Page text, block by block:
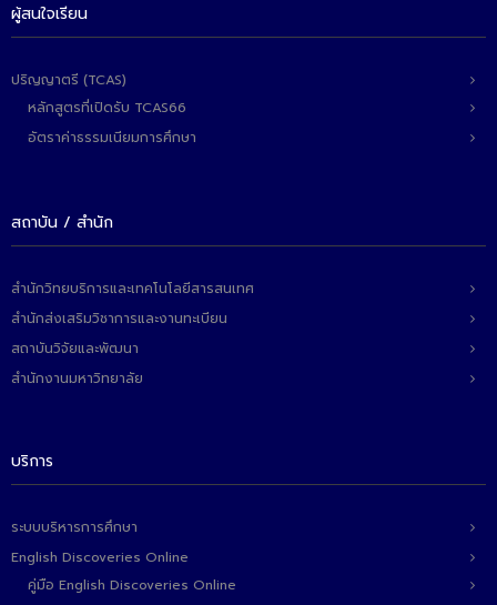
ผู้สนใจเรียน
ปริญญาตรี (TCAS)
หลักสูตรที่เปิดรับ TCAS66
อัตราค่าธรรมเนียมการศึกษา
สถาบัน / สำนัก
สำนักวิทยบริการและเทคโนโลยีสารสนเทศ
สำนักส่งเสริมวิชาการและงานทะเบียน
สถาบันวิจัยและพัฒนา
สำนักงานมหาวิทยาลัย
บริการ
ระบบบริหารการศึกษา
English Discoveries Online
คู่มือ English Discoveries Online